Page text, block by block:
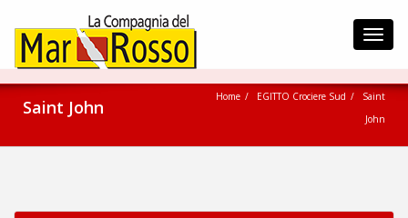
Saint John Home EGITTO Crociere Sud
Saint
John